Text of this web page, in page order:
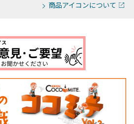
商品アイコンについて